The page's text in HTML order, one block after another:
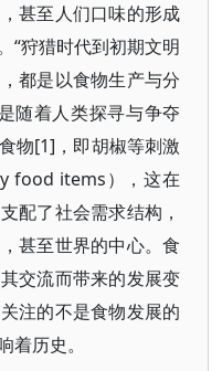
甚至人们口味的形成
“狩猎时代到初期文明
都是以食物生产与分
随着人类探寻与争夺
物[1]，即胡椒等刺激
food items），这在
配了社会需求结构，
甚至世界的中心。食
交流而带来的发展变
注的不是食物发展的
历史。